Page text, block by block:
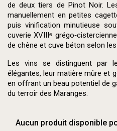
de deux tiers de Pinot Noir.
manuellement en petites
puis vinification minutieuse
cuverie XVIIIᵉ
de chêne et cuve béton selon
Les vins se distinguent par
élégantes, leur matière mûre et
en offrant un beau potentiel de
du terroir des Maranges.
Aucun produit disponible